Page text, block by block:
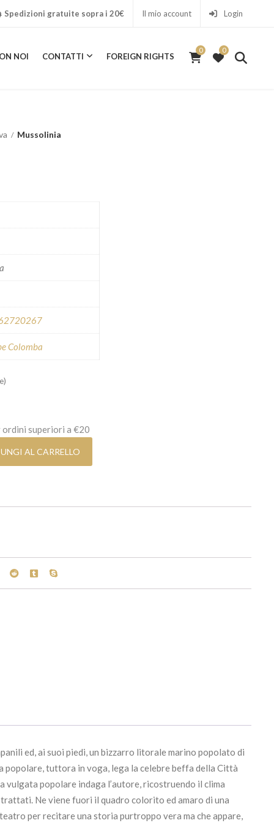
Spedizioni gratuite sopra i 20€ Il mio account Login
NOI CONTATTI FOREIGN RIGHTS
0
0
0
FOREIGN RIGHTS
Mussolinia
Colomba
superiori a €20
AL CARRELLO
ed, ai suoi piedi, un bizzarro litorale marino popolato di
popolare, tuttora in voga, lega la celebre beffa della Città
vulgata popolare indaga l’autore, ricostruendo il clima
Ne viene fuori il quadro colorito ed amaro di una
per recitare una storia purtroppo vera ma che appare,